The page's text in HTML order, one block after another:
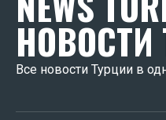
Все новости Турции в